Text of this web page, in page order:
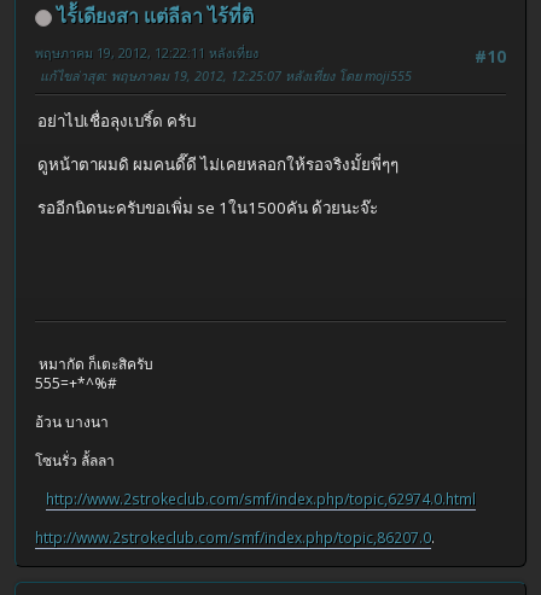
ไร้้เดียงสา เเต่ลีลา ไร้ที่ติ
#10
พฤษภาคม 19, 2012, 12:22:11 หลังเที่ยง
แก้ไขล่าสุด: พฤษภาคม 19, 2012, 12:25:07 หลังเที่ยง โดย moji555
อย่าไปเชื่อลุงเบริ์ด ครับ
ดูหน้าตาผมดิ ผมคนดี๊ดี ไม่เคยหลอกให้รอจริงมั้ยพี่ๆๆ
รออีกนิดนะครับขอเพิ่ม se 1ใน1500คัน ด้วยนะจ๊ะ
หมากัด ก็เตะสิครับ
555=+*^%#
อ้วน บางนา
โซนรั่ว ลั้ลลา
http://www.2strokeclub.com/smf/index.php/topic,62974.0.html
http://www.2strokeclub.com/smf/index.php/topic,86207.0.